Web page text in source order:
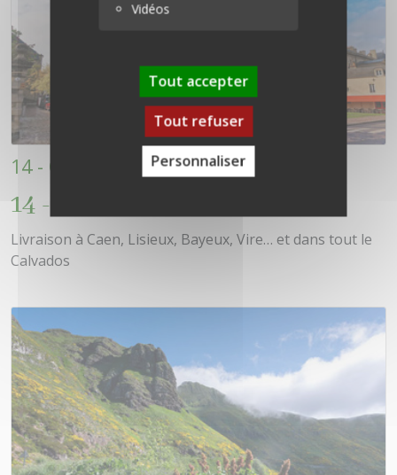
Vidéos
Tout accepter
Tout refuser
Personnaliser
14 - Calvados
14 - Calvados
Livraison à Caen, Lisieux, Bayeux, Vire… et dans tout le
Calvados